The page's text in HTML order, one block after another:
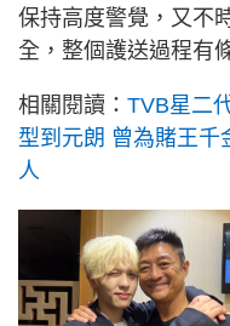
保持高度警覺，又不
全，整個護送過程有
相關閱讀： TVB星二
型到元朗 曾為賭王千
人